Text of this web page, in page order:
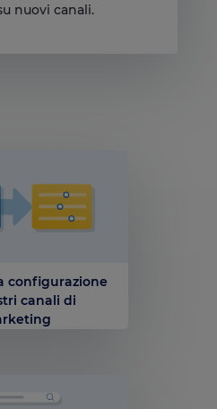
nuovi canali.
configurazione
canali di